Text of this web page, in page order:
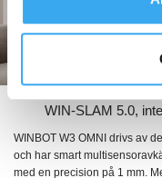
WIN-SLAM 5.0,
WINBOT W3 OMNI drivs av
och har smart
med en precision på 1 mm.